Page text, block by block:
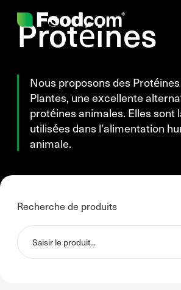
Protéines
Nous proposons des
Plantes, une excellente
protéines animales. Elles sont
utilisées dans l’alimentation
animale.
Recherche de produits